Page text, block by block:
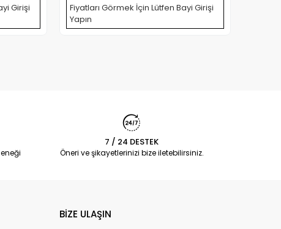
Girişi
Fiyatları Görmek İçin Lütfen Bayi Girişi
Yapın
7 / 24 DESTEK
Öneri ve şikayetlerinizi bize iletebilirsiniz.
BİZE ULAŞIN